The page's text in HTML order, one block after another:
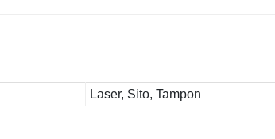
Laser, Sito, Tampon